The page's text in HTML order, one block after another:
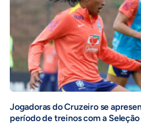
Jogadoras do Cruzeiro se
período de treinos com a